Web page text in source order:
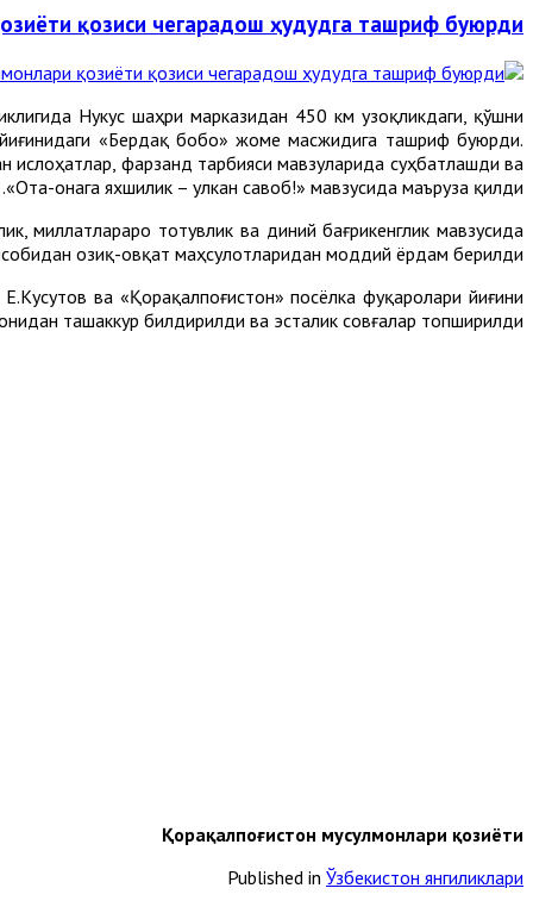
қозиси чегарадош ҳудудга ташриф буюрди
Нукус шаҳри марказидан 450 км узоқликдаги, қўшни
«Бердақ бобо» жоме масжидига ташриф буюрди.
фарзанд тарбияси мавзуларида суҳбатлашди ва
«Ота-онага яхшилик – улкан савоб!» мавзусида маъруза қилди.
миллатлараро тотувлик ва диний бағрикенглик мавзусида
озиқ-овқат маҳсулотларидан моддий ёрдам берилди.
ва «Қорақалпоғистон» посёлка фуқаролари йиғини
ташаккур билдирилди ва эсталик совғалар топширилди.
Қорақалпоғистон мусулмонлари қозиёти
Published in Ўзбекистон янгиликлари